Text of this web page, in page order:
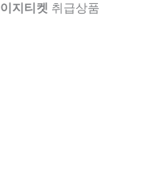
이지티켓 취급상품